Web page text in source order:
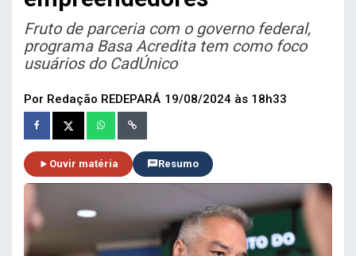
Fruto de parceria com o governo federal,
programa Basa Acredita tem como foco
usuários do CadÚnico
Por Redação REDEPARÁ 19/08/2024 às 18h33
Ouvir matéria Resumo